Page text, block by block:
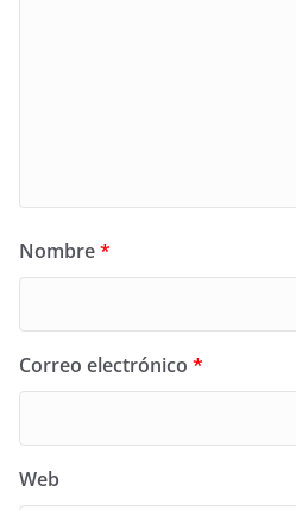
Nombre*
Correo electrónico *
Web